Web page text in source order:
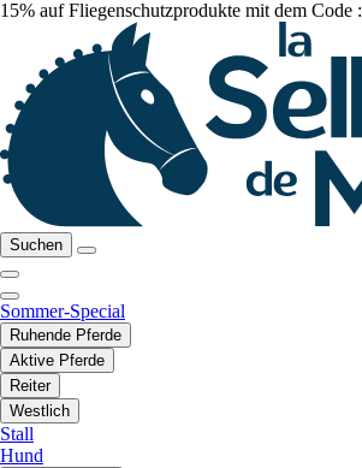
15% auf Fliegenschutzprodukte mit dem Code :
Suchen
Sommer-Special
Ruhende Pferde
Aktive Pferde
Reiter
Westlich
Stall
Hund